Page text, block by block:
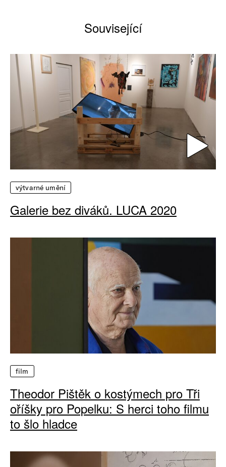
Související
výtvarné umění
Galerie bez diváků. LUCA 2020
film
Theodor Pištěk o kostýmech pro Tři
oříšky pro Popelku: S herci toho filmu
to šlo hladce